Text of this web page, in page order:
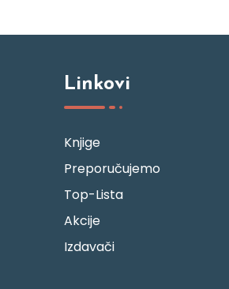
Linkovi
Knjige
Preporučujemo
Top-Lista
Akcije
Izdavači